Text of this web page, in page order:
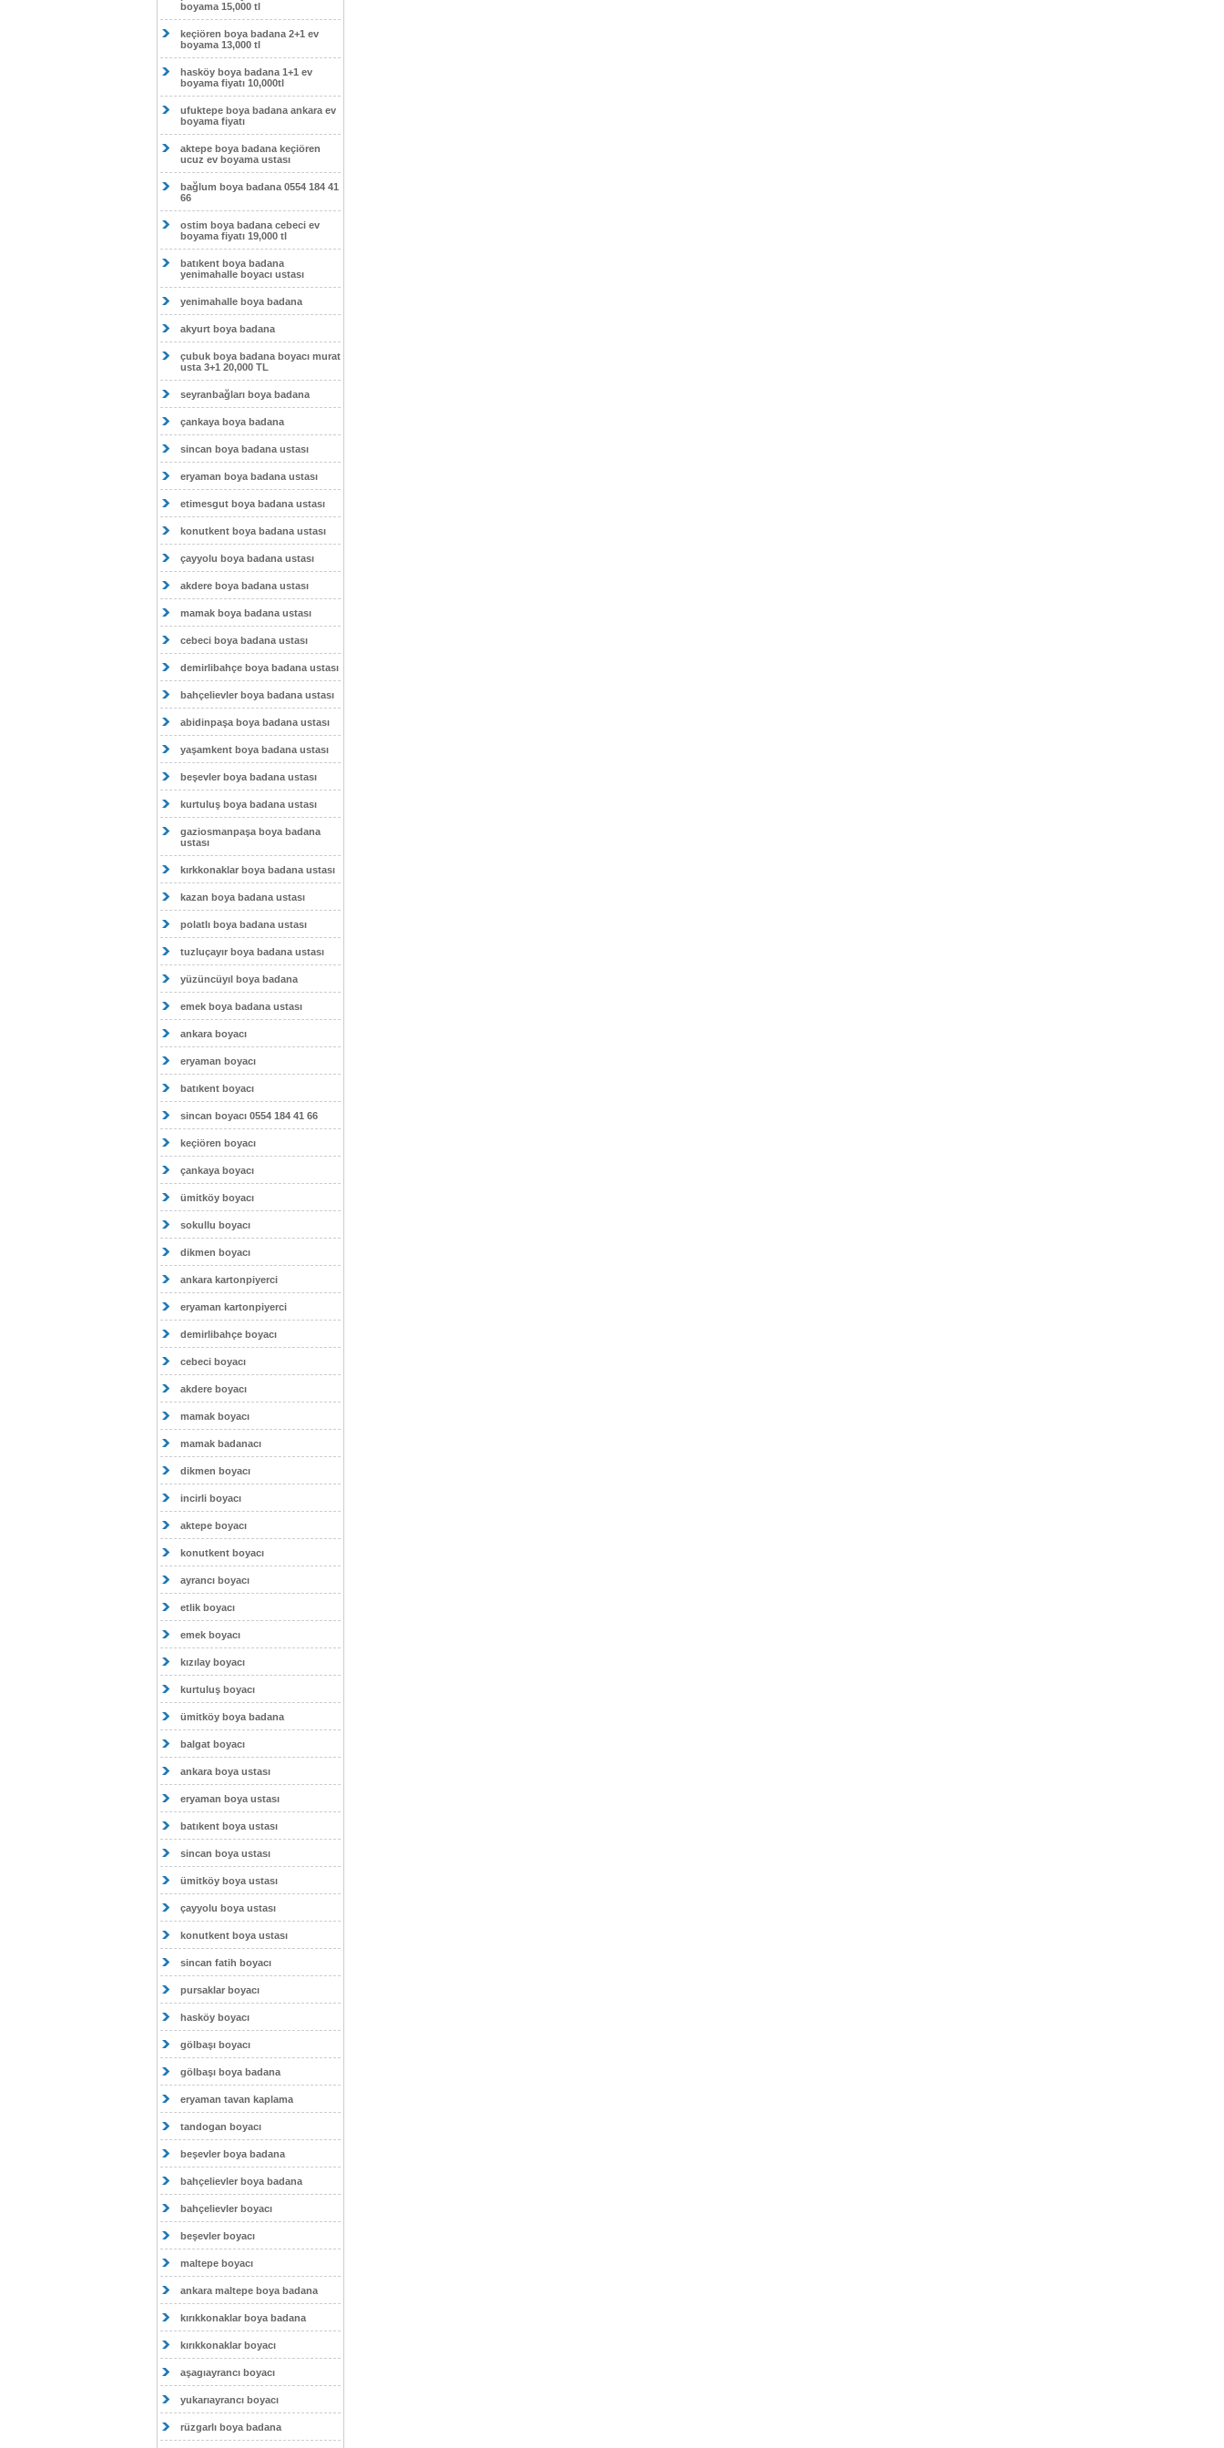
boyama 15,000 tl
keçiören boya badana 2+1 ev
boyama 13,000 tl
hasköy boya badana 1+1 ev
boyama fiyatı 10,000tl
ufuktepe boya badana ankara ev
boyama fiyatı
aktepe boya badana keçiören
ucuz ev boyama ustası
bağlum boya badana 0554 184 41
66
ostim boya badana cebeci ev
boyama fiyatı 19,000 tl
batıkent boya badana
yenimahalle boyacı ustası
yenimahalle boya badana
akyurt boya badana
çubuk boya badana boyacı murat
usta 3+1 20,000 TL
seyranbağları boya badana
çankaya boya badana
sincan boya badana ustası
eryaman boya badana ustası
etimesgut boya badana ustası
konutkent boya badana ustası
çayyolu boya badana ustası
akdere boya badana ustası
mamak boya badana ustası
cebeci boya badana ustası
demirlibahçe boya badana ustası
bahçelievler boya badana ustası
abidinpaşa boya badana ustası
yaşamkent boya badana ustası
beşevler boya badana ustası
kurtuluş boya badana ustası
gaziosmanpaşa boya badana
ustası
kırkkonaklar boya badana ustası
kazan boya badana ustası
polatlı boya badana ustası
tuzluçayır boya badana ustası
yüzüncüyıl boya badana
emek boya badana ustası
ankara boyacı
eryaman boyacı
batıkent boyacı
sincan boyacı 0554 184 41 66
keçiören boyacı
çankaya boyacı
ümitköy boyacı
sokullu boyacı
dikmen boyacı
ankara kartonpiyerci
eryaman kartonpiyerci
demirlibahçe boyacı
cebeci boyacı
akdere boyacı
mamak boyacı
mamak badanacı
dikmen boyacı
incirli boyacı
aktepe boyacı
konutkent boyacı
ayrancı boyacı
etlik boyacı
emek boyacı
kızılay boyacı
kurtuluş boyacı
ümitköy boya badana
balgat boyacı
ankara boya ustası
eryaman boya ustası
batıkent boya ustası
sincan boya ustası
ümitköy boya ustası
çayyolu boya ustası
konutkent boya ustası
sincan fatih boyacı
pursaklar boyacı
hasköy boyacı
gölbaşı boyacı
gölbaşı boya badana
eryaman tavan kaplama
tandogan boyacı
beşevler boya badana
bahçelievler boya badana
bahçelievler boyacı
beşevler boyacı
maltepe boyacı
ankara maltepe boya badana
kırıkkonaklar boya badana
kırıkkonaklar boyacı
aşagıayrancı boyacı
yukarıayrancı boyacı
rüzgarlı boya badana